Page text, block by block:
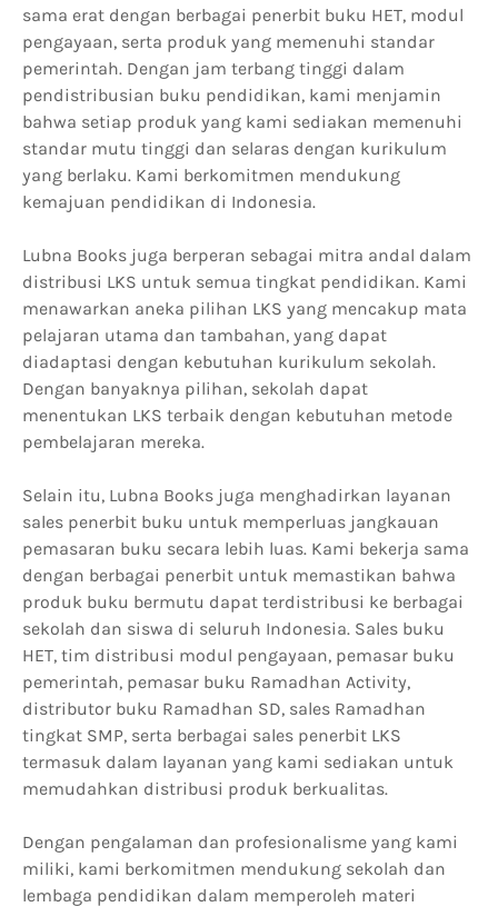
sama erat dengan berbagai penerbit buku HET, modul
pengayaan, serta produk yang memenuhi standar
pemerintah. Dengan jam terbang tinggi dalam
pendistribusian buku pendidikan, kami menjamin
bahwa setiap produk yang kami sediakan memenuhi
standar mutu tinggi dan selaras dengan kurikulum
yang berlaku. Kami berkomitmen mendukung
kemajuan pendidikan di Indonesia.
Lubna Books juga berperan sebagai mitra andal dalam
distribusi LKS untuk semua tingkat pendidikan. Kami
menawarkan aneka pilihan LKS yang mencakup mata
pelajaran utama dan tambahan, yang dapat
diadaptasi dengan kebutuhan kurikulum sekolah.
Dengan banyaknya pilihan, sekolah dapat
menentukan LKS terbaik dengan kebutuhan metode
pembelajaran mereka.
Selain itu, Lubna Books juga menghadirkan layanan
sales penerbit buku untuk memperluas jangkauan
pemasaran buku secara lebih luas. Kami bekerja sama
dengan berbagai penerbit untuk memastikan bahwa
produk buku bermutu dapat terdistribusi ke berbagai
sekolah dan siswa di seluruh Indonesia. Sales buku
HET, tim distribusi modul pengayaan, pemasar buku
pemerintah, pemasar buku Ramadhan Activity,
distributor buku Ramadhan SD, sales Ramadhan
tingkat SMP, serta berbagai sales penerbit LKS
termasuk dalam layanan yang kami sediakan untuk
memudahkan distribusi produk berkualitas.
Dengan pengalaman dan profesionalisme yang kami
miliki, kami berkomitmen mendukung sekolah dan
lembaga pendidikan dalam memperoleh materi